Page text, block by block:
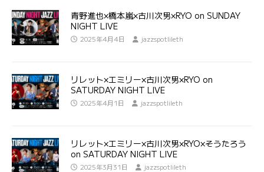
青野進也×橋本嵐×古川次男×RYO on SUNDAY
NIGHT LIVE
2025年4月4日 jazzspotlileth
リレット×エミリー×古川次男×RYO on
SATURDAY NIGHT LIVE
2025年4月1日 jazzspotlileth
リレット×エミリー×古川次男×RYO×そうたろう
on SATURDAY NIGHT LIVE
2025年3月31日 jazzspotlileth